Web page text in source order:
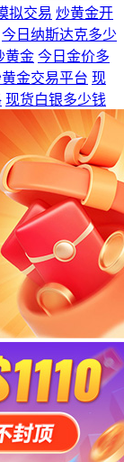
拟交易 炒黄金开
今日纳斯达克多少
黄金 今日金价多
金交易平台 现
现货白银多少钱